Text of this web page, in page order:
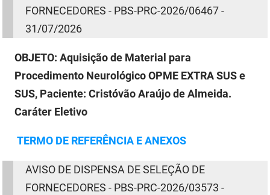
PB Saúde
FORNECEDORES - PBS-PRC-2026/06467 -
31/07/2026
OBJETO: Aquisição de Material para
Procedimento Neurológico OPME EXTRA SUS e
SUS, Paciente: Cristóvão Araújo de Almeida.
Caráter Eletivo
TERMO DE REFERÊNCIA E ANEXOS
AVISO DE DISPENSA DESELEÇÃO DE
FORNECEDORES - PBS-PRC-2026/03573 -